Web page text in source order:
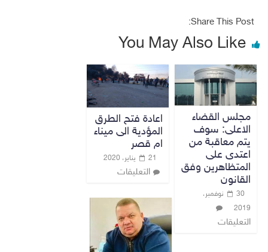
Share This Post:
You May Also Like
مجلس القضاء
الاعلى: سوف
يتم معاقبة من
اعتدى على
المتظاهرين وفق
القانون
30 نوفمبر،
2019
التعليقات
اعادة فتح الطرق
المؤدية الى ميناء
ام قصر
21 يناير، 2020
التعليقات